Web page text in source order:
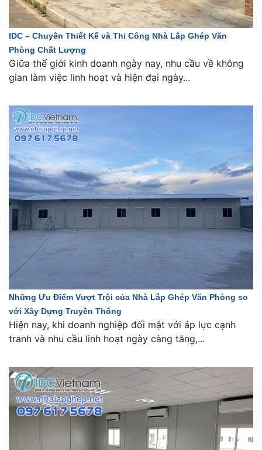
IDC – Chuyên Thiết Kế và Thi Công Nhà Lắp Ghép Văn
Phòng Chất Lượng
Giữa thế giới kinh doanh ngày nay, nhu cầu về không
gian làm việc linh hoạt và hiện đại ngày...
Những Ưu Điểm Vượt Trội của Nhà Lắp Ghép Văn Phòng so
với Xây Dựng Truyền Thống
Hiện nay, khi doanh nghiệp đối mặt với áp lực cạnh
tranh và nhu cầu linh hoạt ngày càng tăng,...